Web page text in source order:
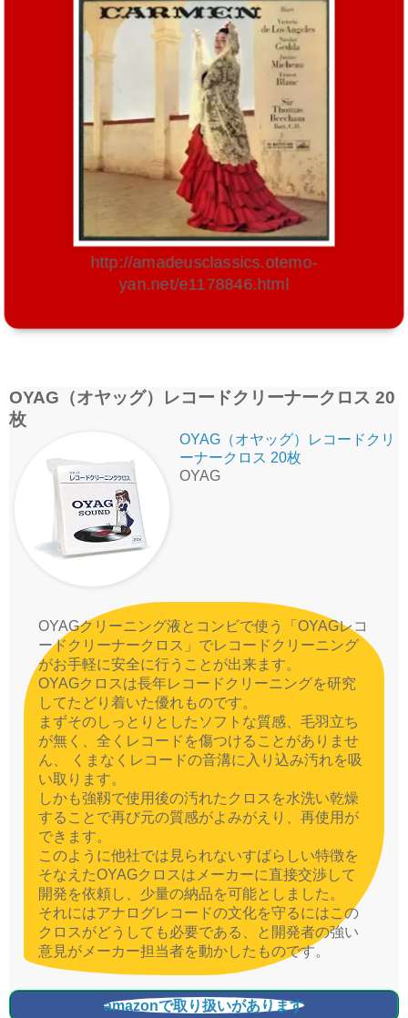
http://amadeusclassics.otemo-
yan.net/e1178846.html
OYAG（オヤッグ）レコードクリーナークロス 20
枚
OYAG（オヤッグ）レコードクリ
ーナークロス 20枚
OYAG
OYAGクリーニング液とコンビで使う「OYAGレコ
ードクリーナークロス」でレコードクリーニング
がお手軽に安全に行うことが出来ます。
OYAGクロスは長年レコードクリーニングを研究
してたどり着いた優れものです。
まずそのしっとりとしたソフトな質感、毛羽立ち
が無く、全くレコードを傷つけることがありませ
ん、 くまなくレコードの音溝に入り込み汚れを吸
い取ります。
しかも強靱で使用後の汚れたクロスを水洗い乾燥
することで再び元の質感がよみがえり、再使用が
できます。
このように他社では見られないすばらしい特徴を
そなえたOYAGクロスはメーカーに直接交渉して
開発を依頼し、少量の納品を可能としました。
それにはアナログレコードの文化を守るにはこの
クロスがどうしても必要である、と開発者の強い
意見がメーカー担当者を動かしたものです。
amazonで取り扱いがあります